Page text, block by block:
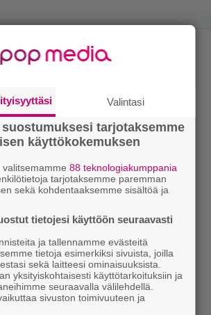
Valintasi
tarjotaksemme
käyttökokemuksen
valitsemamme88 teknologiakumppania
tarjotaksemme paremman
sekä kohdentaaksemme sisältöä ja
tietojesi käyttöön seuraavasti
ja tallennamme evästeitä
tietoja esimerkiksi sivuista, joilla
sekä laitteesi ominaisuuksista.
yksityiskohtaisesti käyttötarkoituksiin ja
seuraavalla välilehdellä.
sivuston toimivuuteen ja